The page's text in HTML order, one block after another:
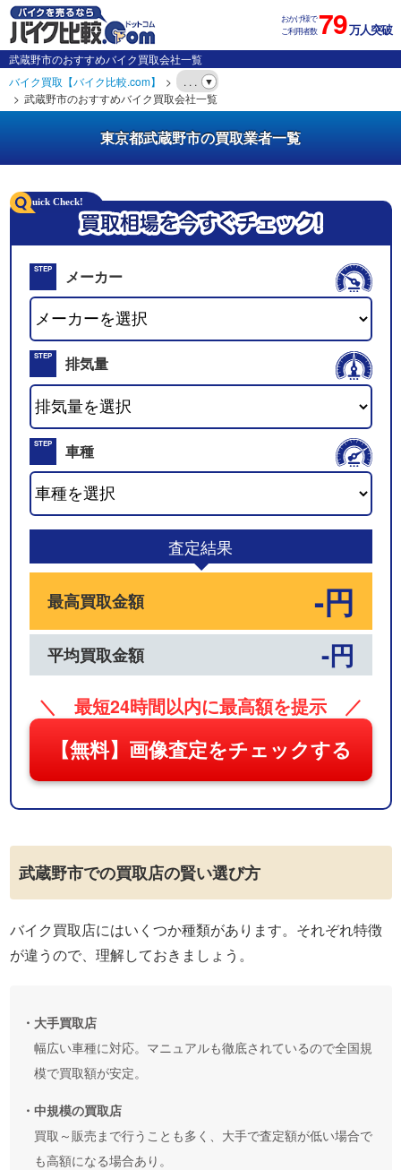
おかげ様で
ご利用者数79万人突破
武蔵野市のおすすめバイク買取会社一覧
バイク買取【バイク比較.com】
. . .
武蔵野市のおすすめバイク買取会社一覧
東京都武蔵野市の買取業者一覧
STEP
01
メーカー
STEP
02
排気量
STEP
03
車種
査定結果
最高買取金額 -円
平均買取金額 -円
＼ 最短24時間以内に最高額を提示 ／
【無料】画像査定をチェックする
武蔵野市での買取店の賢い選び方
バイク買取店にはいくつか種類があります。それぞれ特徴
が違うので、理解しておきましょう。
・大手買取店
幅広い車種に対応。マニュアルも徹底されているので全国規
模で買取額が安定。
・中規模の買取店
買取～販売まで行うことも多く、大手で査定額が低い場合で
も高額になる場合あり。